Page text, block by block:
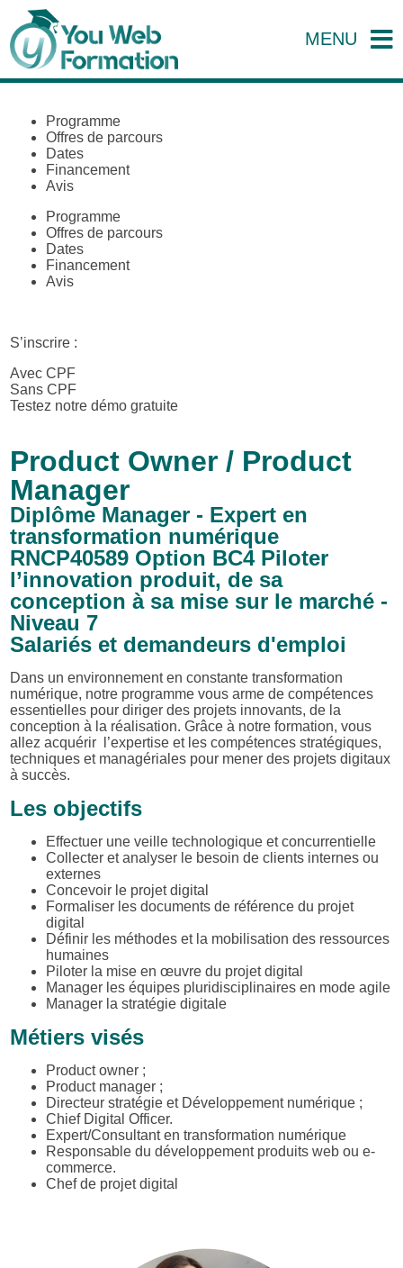
MENU
Programme
Offres de parcours
Dates
Financement
Avis
Programme
Offres de parcours
Dates
Financement
Avis
S’inscrire :
Avec CPF
Sans CPF
Testez notre démo gratuite
Product Owner / Product
Manager
Diplôme Manager - Expert en
transformation numérique
RNCP40589 Option BC4 Piloter
l’innovation produit, de sa
conception à sa mise sur le marché -
Niveau 7
Salariés et demandeurs d'emploi
Dans un environnement en constante transformation
numérique, notre programme vous arme de compétences
essentielles pour diriger des projets innovants, de la
conception à la réalisation. Grâce à notre formation, vous
allez acquérir l’expertise et les compétences stratégiques,
techniques et managériales pour mener des projets digitaux
à succès.
Les objectifs
Effectuer une veille technologique et concurrentielle
Collecter et analyser le besoin de clients internes ou
externes
Concevoir le projet digital
Formaliser les documents de référence du projet
digital
Définir les méthodes et la mobilisation des ressources
humaines
Piloter la mise en œuvre du projet digital
Manager les équipes pluridisciplinaires en mode agile
Manager la stratégie digitale
Métiers visés
Product owner ;
Product manager ;
Directeur stratégie et Développement numérique ;
Chief Digital Officer.
Expert/Consultant en transformation numérique
Responsable du développement produits web ou e-
commerce.
Chef de projet digital